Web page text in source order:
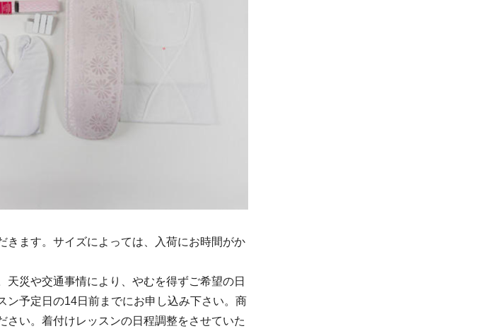
きます。サイズによっては、入荷にお時間がか
災や交通事情により、やむを得ずご希望の日
ン予定日の14日前までにお申し込み下さい。商
い。着付けレッスンの日程調整をさせていた